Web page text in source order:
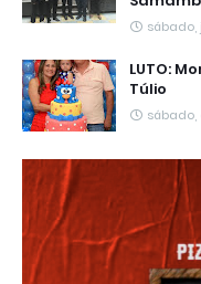
sábado,
LUTO:
Túlio
sábado,